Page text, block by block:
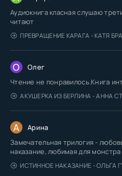
Аудиокнига класная слушаю
читают
ПРЕВРАЩЕНИЕ КАРАГА - КАТЯ
О Олег
Чтение не понравилось.Книга
АКУШЕРКА ИЗ БЕРЛИНА - АННА
А Арина
Замечательная трилогия -
наказание, любимая для
ИСТИННОЕ НАКАЗАНИЕ - ОЛЬГА